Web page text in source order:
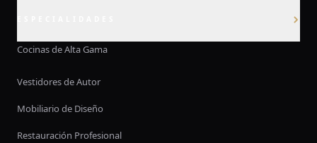
Cocinas de Alta Gama
Vestidores de Autor
Mobiliario de Diseño
Restauración Profesional